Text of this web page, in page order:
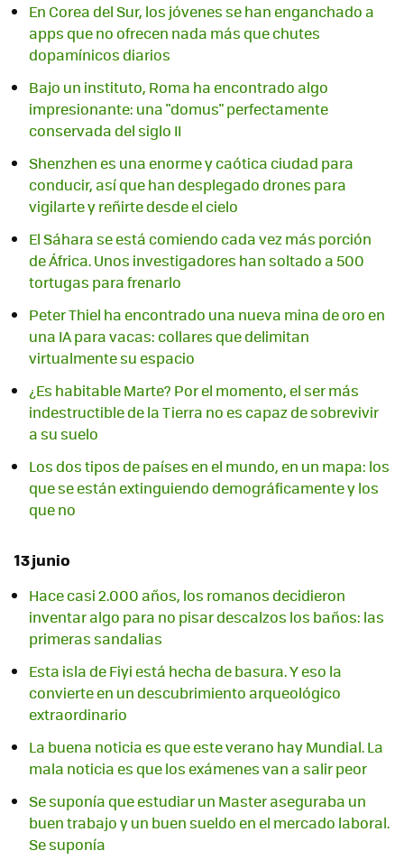
En Corea del Sur, los jóvenes se han enganchado a
apps que no ofrecen nada más que chutes
dopamínicos diarios
Bajo un instituto, Roma ha encontrado algo
impresionante: una "domus" perfectamente
conservada del siglo II
Shenzhen es una enorme y caótica ciudad para
conducir, así que han desplegado drones para
vigilarte y reñirte desde el cielo
El Sáhara se está comiendo cada vez más porción
de África. Unos investigadores han soltado a 500
tortugas para frenarlo
Peter Thiel ha encontrado una nueva mina de oro en
una IA para vacas: collares que delimitan
virtualmente su espacio
¿Es habitable Marte? Por el momento, el ser más
indestructible de la Tierra no es capaz de sobrevivir
a su suelo
Los dos tipos de países en el mundo, en un mapa: los
que se están extinguiendo demográficamente y los
que no
13 junio
Hace casi 2.000 años, los romanos decidieron
inventar algo para no pisar descalzos los baños: las
primeras sandalias
Esta isla de Fiyi está hecha de basura. Y eso la
convierte en un descubrimiento arqueológico
extraordinario
La buena noticia es que este verano hay Mundial. La
mala noticia es que los exámenes van a salir peor
Se suponía que estudiar un Master aseguraba un
buen trabajo y un buen sueldo en el mercado laboral.
Se suponía